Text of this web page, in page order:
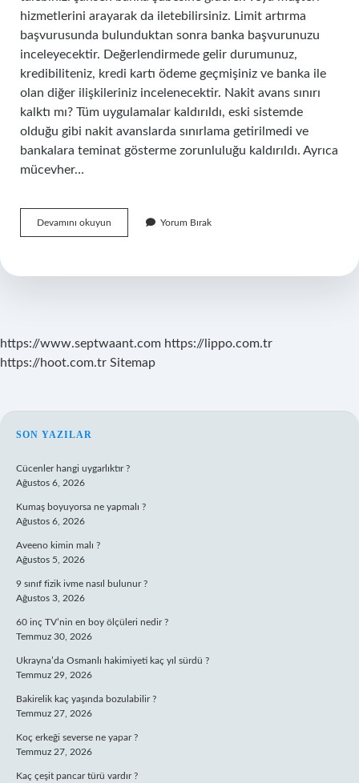
hizmetlerini arayarak da iletebilirsiniz. Limit artırma
başvurusunda bulunduktan sonra banka başvurunuzu
inceleyecektir. Değerlendirmede gelir durumunuz,
kredibiliteniz, kredi kartı ödeme geçmişiniz ve banka ile
olan diğer ilişkileriniz incelenecektir. Nakit avans sınırı
kalktı mı? Tüm uygulamalar kaldırıldı, eski sistemde
olduğu gibi nakit avanslarda sınırlama getirilmedi ve
bankalara teminat gösterme zorunluluğu kaldırıldı. Ayrıca
mücevher…
Devamını okuyun
Avans
Kadar
Yorum Bırak
https://www.septwaant.com https://lippo.com.tr
https://hoot.com.tr Sitemap
SIDEBAR
SON YAZILAR
Cücenler hangi uygarlıktır ?
Ağustos 6, 2026
Kumaş boyuyorsa ne yapmalı ?
Ağustos 6, 2026
Aveeno kimin malı ?
Ağustos 5, 2026
9 sınıf fizik ivme nasıl bulunur ?
Ağustos 3, 2026
60 inç TV’nin en boy ölçüleri nedir ?
Temmuz 30, 2026
Ukrayna’da Osmanlı hakimiyeti kaç yıl sürdü ?
Temmuz 29, 2026
Bakirelik kaç yaşında bozulabilir ?
Temmuz 27, 2026
Koç erkeği severse ne yapar ?
Temmuz 27, 2026
Kaç çeşit pancar türü vardır ?